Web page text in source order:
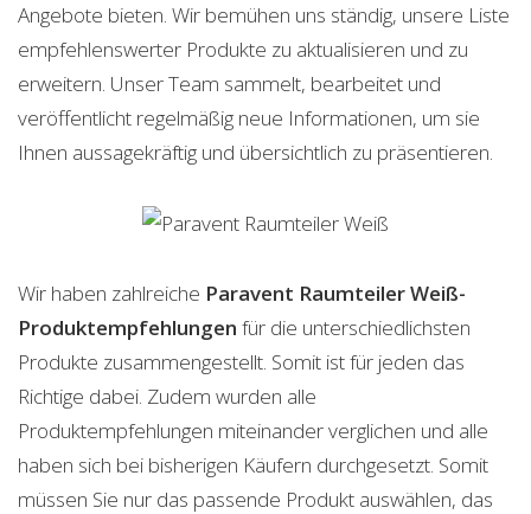
Angebote bieten. Wir bemühen uns ständig, unsere Liste
empfehlenswerter Produkte zu aktualisieren und zu
erweitern. Unser Team sammelt, bearbeitet und
veröffentlicht regelmäßig neue Informationen, um sie
Ihnen aussagekräftig und übersichtlich zu präsentieren.
Wir haben zahlreiche Paravent Raumteiler Weiß-
Produktempfehlungen für die unterschiedlichsten
Produkte zusammengestellt. Somit ist für jeden das
Richtige dabei. Zudem wurden alle
Produktempfehlungen miteinander verglichen und alle
haben sich bei bisherigen Käufern durchgesetzt. Somit
müssen Sie nur das passende Produkt auswählen, das